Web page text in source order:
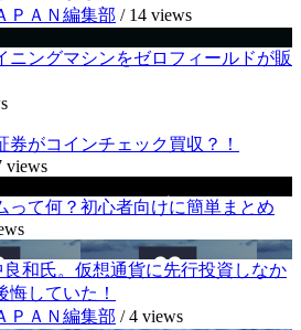
ＰＡＮ編集部 / 14 views
ニングマシンをゼロフィールドが販
券がコインチェック買収？！
views
って何？初心者向けに簡単まとめ
良和氏。仮想通貨に先行投資しなか
悔していた！
ＰＡＮ編集部 /4 views